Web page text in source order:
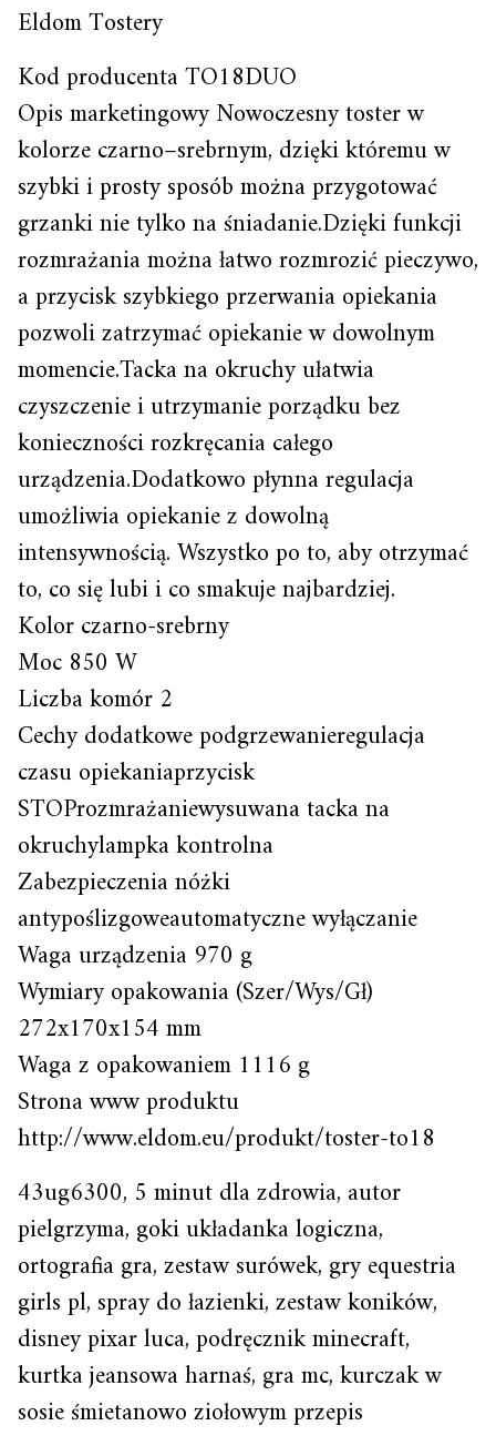
Eldom Tostery
Kod producenta TO18DUO
Opis marketingowy Nowoczesny toster w
kolorze czarno–srebrnym, dzięki któremu w
szybki i prosty sposób można przygotować
grzanki nie tylko na śniadanie.Dzięki funkcji
rozmrażania można łatwo rozmrozić pieczywo,
a przycisk szybkiego przerwania opiekania
pozwoli zatrzymać opiekanie w dowolnym
momencie.Tacka na okruchy ułatwia
czyszczenie i utrzymanie porządku bez
konieczności rozkręcania całego
urządzenia.Dodatkowo płynna regulacja
umożliwia opiekanie z dowolną
intensywnością. Wszystko po to, aby otrzymać
to, co się lubi i co smakuje najbardziej.
Kolor czarno-srebrny
Moc 850 W
Liczba komór 2
Cechy dodatkowe podgrzewanieregulacja
czasu opiekaniaprzycisk
STOProzmrażaniewysuwana tacka na
okruchylampka kontrolna
Zabezpieczenia nóżki
antypoślizgoweautomatyczne wyłączanie
Waga urządzenia 970 g
Wymiary opakowania (Szer/Wys/Gł)
272x170x154 mm
Waga z opakowaniem 1116 g
Strona www produktu
http://www.eldom.eu/produkt/toster-to18
43ug6300, 5 minut dla zdrowia, autor
pielgrzyma, goki układanka logiczna,
ortografia gra, zestaw surówek, gry equestria
girls pl, spray do łazienki, zestaw koników,
disney pixar luca, podręcznik minecraft,
kurtka jeansowa harnaś, gra mc, kurczak w
sosie śmietanowo ziołowym przepis